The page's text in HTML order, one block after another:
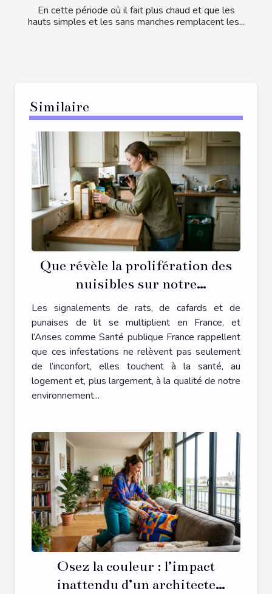
En cette période où il fait plus chaud et que les
hauts simples et les sans manches remplacent les...
Similaire
Que révèle la prolifération des
nuisibles sur notre
environnement intérieur ?
Les signalements de rats, de cafards et de
punaises de lit se multiplient en France, et
l’Anses comme Santé publique France rappellent
que ces infestations ne relèvent pas seulement
de l’inconfort, elles touchent à la santé, au
logement et, plus largement, à la qualité de notre
environnement...
Osez la couleur : l’impact
inattendu d’un architecte